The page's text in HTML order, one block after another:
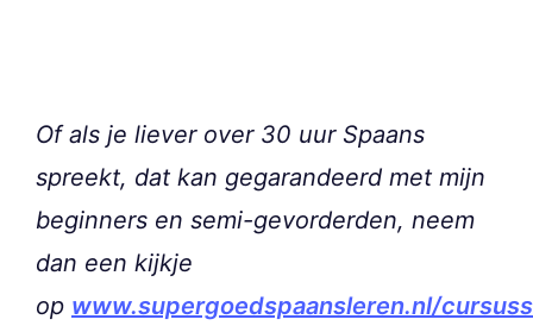
Of als je liever over 30 uur Spaans
spreekt, dat kan gegarandeerd met mijn
beginners en semi-gevorderden, neem
dan een kijkje
op www.supergoedspaansleren.nl/